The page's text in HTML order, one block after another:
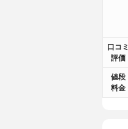
口コミ
評価
値段
料金